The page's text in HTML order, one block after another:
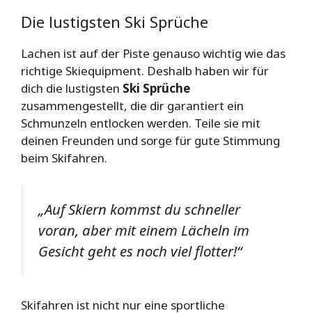
Die lustigsten Ski Sprüche
Lachen ist auf der Piste genauso wichtig wie das
richtige Skiequipment. Deshalb haben wir für
dich die lustigsten Ski Sprüche
zusammengestellt, die dir garantiert ein
Schmunzeln entlocken werden. Teile sie mit
deinen Freunden und sorge für gute Stimmung
beim Skifahren.
„Auf Skiern kommst du schneller
voran, aber mit einem Lächeln im
Gesicht geht es noch viel flotter!“
Skifahren ist nicht nur eine sportliche